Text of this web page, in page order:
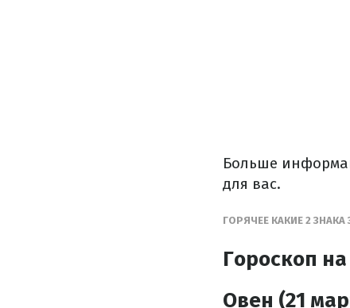
Больше
для вас.
ГОРЯЧЕЕ КАКИЕ 2
Гороскоп
Овен (21